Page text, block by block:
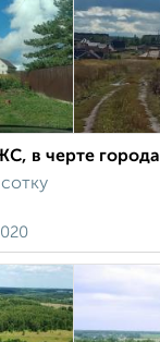
в черте города